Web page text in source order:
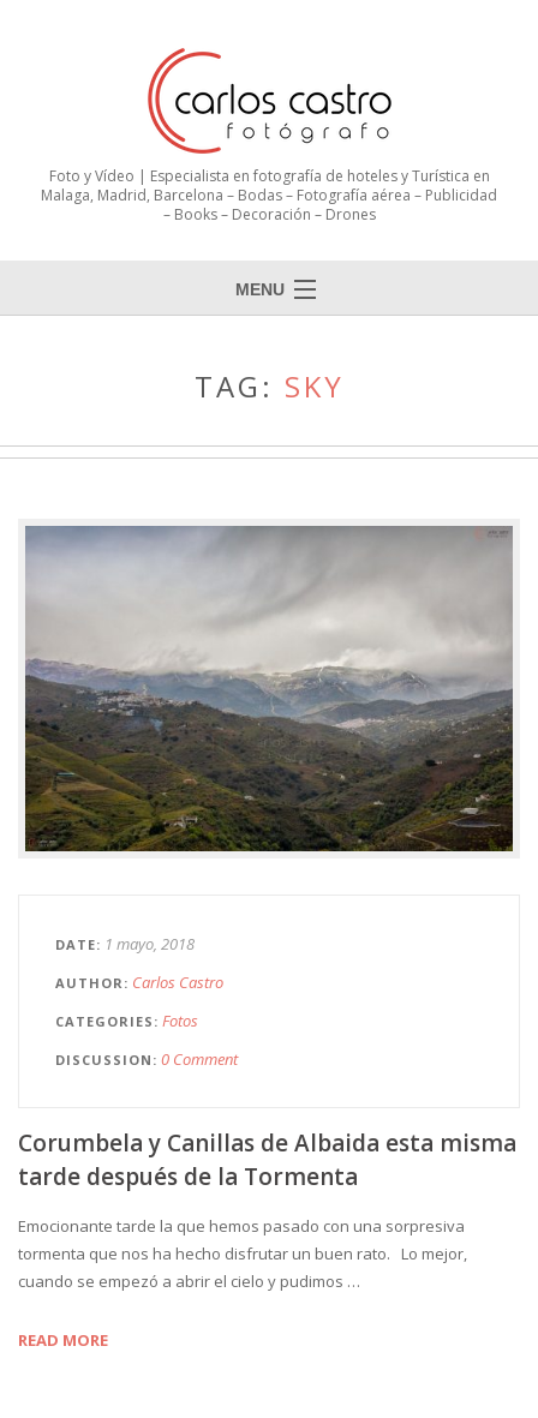
Foto y Vídeo | Especialista en fotografía de hoteles y Turística en
Malaga, Madrid, Barcelona – Bodas – Fotografía aérea – Publicidad
– Books – Decoración – Drones
MENU
TAG: SKY
DATE 1 mayo, 2018
AUTHOR Carlos Castro
CATEGORIES Fotos
DISCUSSION 0 Comment
Corumbela y Canillas de Albaida esta misma
tarde después de la Tormenta
Emocionante tarde la que hemos pasado con una sorpresiva
tormenta que nos ha hecho disfrutar un buen rato. Lo mejor,
cuando se empezó a abrir el cielo y pudimos …
READ MORE